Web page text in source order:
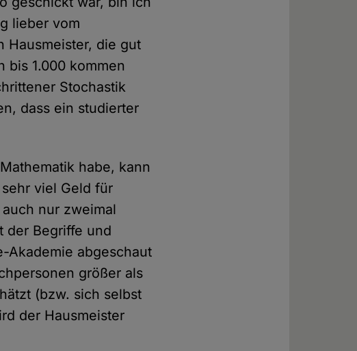
lieber vom
Hausmeister, die gut
bis 1.000 kommen
Stochastik
dass ein studierter
habe, kann
viel Geld für
nur zweimal
der Begriffe und
Akademie abgeschaut
größer als
(bzw. sich selbst
der Hausmeister